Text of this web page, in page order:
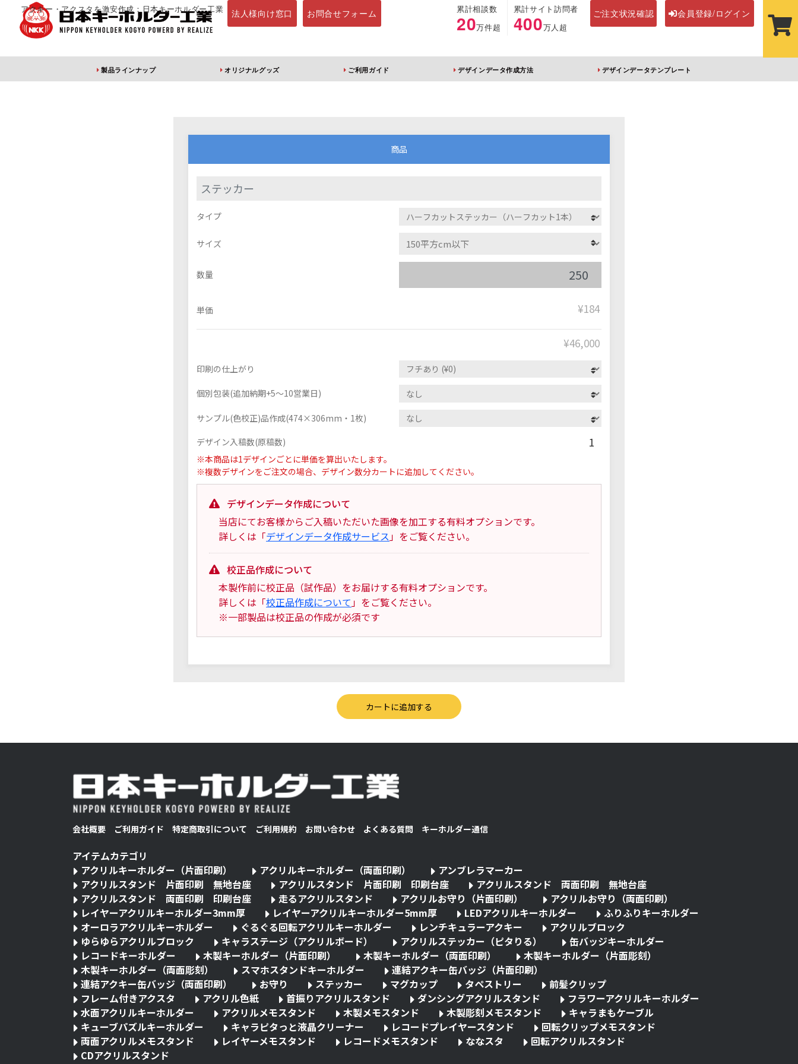
アクキー・アクスタを激安作成：日本キーホルダー工業 法人様向け窓口 お問合せフォーム 累計相談数
20万件超
累計サイト訪問者
400万人超
ご注文状況確認 会員登録/ログイン
製品ラインナップ オリジナルグッズ ご利用ガイド デザインデータ作成方法 デザインデータテンプレート
アクリルキーホルダー
アクリルスタンド 片
ふりふりキーホルダー
オーロラアクリルキー
商品
ステッカー
タイプ
サイズ
数量
単価 ¥184
¥46,000
印刷の仕上がり
個別包装(追加納期+5～10営業日)
サンプル(色校正)品作成(474×306mm・1枚)
デザイン入稿数(原稿数) 1
※本商品は1デザインごとに単価を算出いたします。
※複数デザインをご注文の場合、デザイン数分カートに追加してください。
デザインデータ作成について
当店にてお客様からご入稿いただいた画像を加工する有料オプションです。
詳しくは「デザインデータ作成サービス」をご覧ください。
校正品作成について
本製作前に校正品（試作品）をお届けする有料オプションです。
詳しくは「校正品作成について」をご覧ください。
※一部製品は校正品の作成が必須です
会社概要 ご利用ガイド 特定商取引について ご利用規約 お問い合わせ よくある質問 キーホルダー通信
アイテムカテゴリ
アクリルキーホルダー（片面印刷）
アクリルキーホルダー（両面印刷）
アンブレラマーカー
アクリルスタンド 片面印刷 無地台座
アクリルスタンド 片面印刷 印刷台座
アクリルスタンド 両面印刷 無地台座
アクリルスタンド 両面印刷 印刷台座
走るアクリルスタンド アクリルお守り（片面印刷）
アクリルお守り（両面印刷）
レイヤーアクリルキーホルダー3mm厚
レイヤーアクリルキーホルダー5mm厚 LEDアクリルキーホルダー
ふりふりキーホルダー
オーロラアクリルキーホルダー
ぐるぐる回転アクリルキーホルダー レンチキュラーアクキー
アクリルブロック
ゆらゆらアクリルブロック
キャラステージ（アクリルボード） アクリルステッカー（ピタりる）
缶バッジキーホルダー
レコードキーホルダー
木製キーホルダー（片面印刷） 木製キーホルダー（両面印刷）
木製キーホルダー（片面彫刻）
木製キーホルダー（両面彫刻）
スマホスタンドキーホルダー
連結アクキー缶バッジ（片面印刷）
連結アクキー缶バッジ（両面印刷）
お守り ステッカー マグカップ タペストリー
前髪クリップ
フレーム付きアクスタ
アクリル色紙 首振りアクリルスタンド ダンシングアクリルスタンド
フラワーアクリルキーホルダー
水面アクリルキーホルダー
アクリルメモスタンド 木製メモスタンド 木製彫刻メモスタンド
キャラまもケーブル
キューブパズルキーホルダー
キャラピタっと液晶クリーナー レコードプレイヤースタンド
回転クリップメモスタンド
両面アクリルメモスタンド
レイヤーメモスタンド レコードメモスタンド ななスタ
回転アクリルスタンド
CDアクリルスタンド